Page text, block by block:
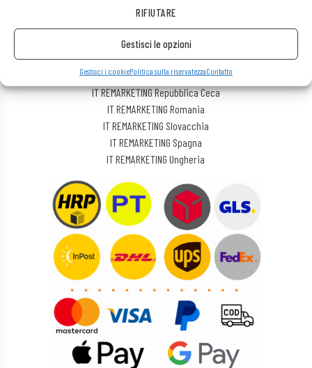
RIFIUTARE
Gestisci le opzioni
Gestisci i cookiePolitica sulla riservatezzaContatto
IT REMARKETING Austria/Germania
IT REMARKETING International
IT REMARKETING Lettonia
IT REMARKETING Lituania
IT REMARKETING Polonia
IT REMARKETING Repubblica Ceca
IT REMARKETING Romania
IT REMARKETING Slovacchia
IT REMARKETING Spagna
IT REMARKETING Ungheria